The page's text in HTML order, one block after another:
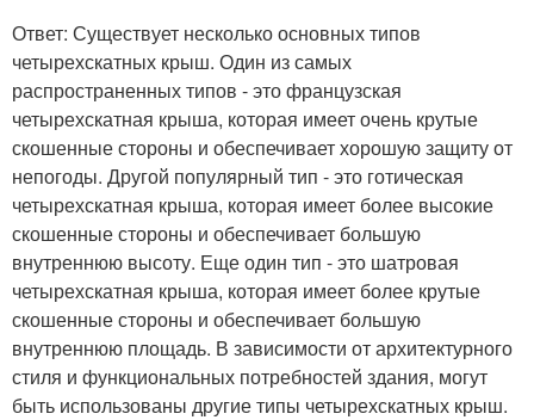
Ответ: Существует несколько основных типов
четырехскатных крыш. Один из самых
распространенных типов - это французская
четырехскатная крыша, которая имеет очень крутые
скошенные стороны и обеспечивает хорошую защиту от
непогоды. Другой популярный тип - это готическая
четырехскатная крыша, которая имеет более высокие
скошенные стороны и обеспечивает большую
внутреннюю высоту. Еще один тип - это шатровая
четырехскатная крыша, которая имеет более крутые
скошенные стороны и обеспечивает большую
внутреннюю площадь. В зависимости от архитектурного
стиля и функциональных потребностей здания, могут
быть использованы другие типы четырехскатных крыш.